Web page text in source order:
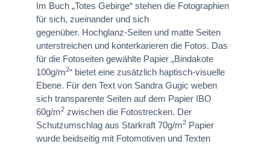
Im Buch „Totes Gebirge“ stehen die Fotographien
für sich, zueinander und sich
gegenüber. Hochglanz-Seiten und matte Seiten
unterstreichen und konterkarieren die Fotos. Das
für die Fotoseiten gewählte Papier „Bindakote
100g/m2“ bietet eine zusätzlich haptisch-visuelle
Ebene. Für den Text von Sandra Gugic weben
sich transparente Seiten auf dem Papier IBO
60g/m2 zwischen die Fotostrecken. Der
Schutzumschlag aus Starkraft 70g/m2 Papier
wurde beidseitig mit Fotomotiven und Texten